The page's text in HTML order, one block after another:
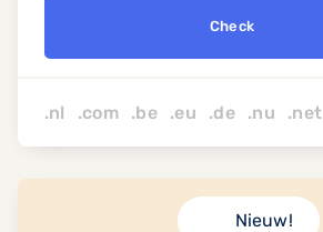
Check
.nl .com .be .eu .de .nu .net
Nieuw!